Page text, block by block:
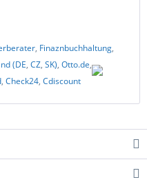
, Finaznbuchhaltung,
(DE, CZ, SK), Otto.de,
, Check24, Cdiscount